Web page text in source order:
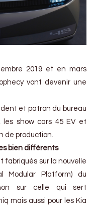
2019 et en mars
vont devenir une
et patron du bureau
les show cars 45 EV et
de production.
bien différents
fabriqués sur la nouvelle
Modular Platform) du
sur celle qui sert
mais aussi pour les Kia